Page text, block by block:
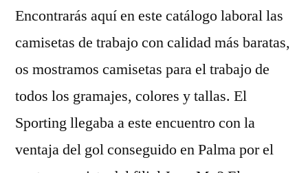
Encontrarás aquí en este catálogo laboral las
camisetas de trabajo con calidad más baratas,
os mostramos camisetas para el trabajo de
todos los gramajes, colores y tallas. El
Sporting llegaba a este encuentro con la
ventaja del gol conseguido en Palma por el